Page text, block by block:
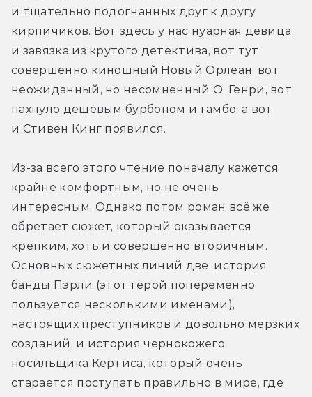
и тщательно подогнанных друг к другу
кирпичиков. Вот здесь у нас нуарная девица
и завязка из крутого детектива, вот тут
совершенно киношный Новый Орлеан, вот
неожиданный, но несомненный О. Генри, вот
пахнуло дешёвым бурбоном и гамбо, а вот
и Стивен Кинг появился.
Из-за всего этого чтение поначалу кажется
крайне комфортным, но не очень
интересным. Однако потом роман всё же
обретает сюжет, который оказывается
крепким, хоть и совершенно вторичным.
Основных сюжетных линий две: история
банды Пэрли (этот герой попеременно
пользуется несколькими именами),
настоящих преступников и довольно мерзких
созданий, и история чернокожего
носильщика Кёртиса, который очень
старается поступать правильно в мире, где